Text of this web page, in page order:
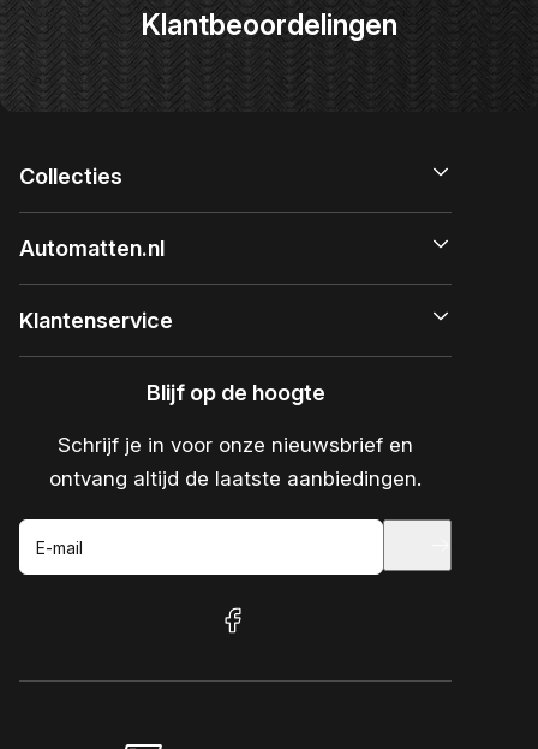
Klantbeoordelingen
Collecties
Automatten.nl
Klantenservice
Blijf op de hoogte
Schrijf je in voor onze nieuwsbrief en
ontvang altijd de laatste aanbiedingen.
E-mail
facebook